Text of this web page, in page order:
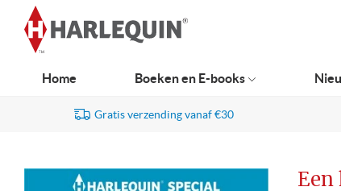
navigatie
Gratis verzending vanaf €30
Een
Home Boeken en E-books